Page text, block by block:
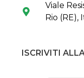
Viale
Rio (RE),
ISCRIVITI